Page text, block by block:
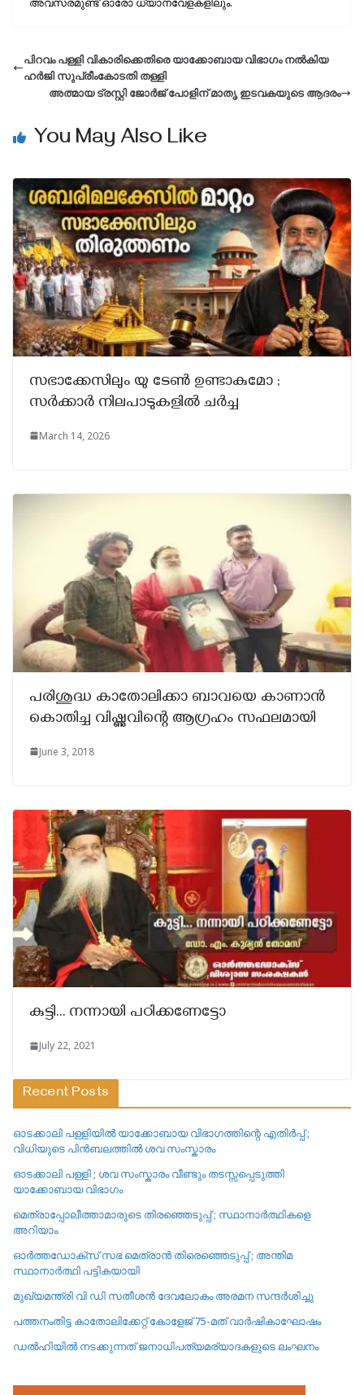
പിറവം പള്ളി വികാരിക്കെതിരെ യാക്കോബായ വിഭാഗം നല്‍കിയ
ഹര്‍ജി സുപ്രീംകോടതി തള്ളി
അത്മായ ട്രസ്റ്റി ജോര്‍ജ് പോളിന് മാതൃ ഇടവകയുടെ ആദരം
You May Also Like
സഭാക്കേസിലും യു ടേൺ ഉണ്ടാകുമോ ;
സർക്കാർ നിലപാടുകളിൽ ചർച്ച
March 14, 2026
പരിശുദ്ധ കാതോലിക്കാ ബാവയെ കാണാൻ
കൊതിച്ച വിഷ്ണുവിന്റെ ആഗ്രഹം സഫലമായി
June 3, 2018
കുട്ടി… നന്നായി പഠിക്കണേട്ടോ
July 22, 2021
Recent Posts
ഓടക്കാലി പള്ളിയിൽ യാക്കോബായ വിഭാഗത്തിന്റെ എതിർപ്പ് ;
വിധിയുടെ പിൻബലത്തിൽ ശവ സംസ്കാരം
ഓടക്കാലി പള്ളി ; ശവ സംസ്കാരം വീണ്ടും തടസ്സപ്പെടുത്തി
യാക്കോബായ വിഭാഗം
മെത്രാപ്പോലീത്താമാരുടെ തിരഞ്ഞെടുപ്പ് ; സ്ഥാനാർത്ഥികളെ
അറിയാം
ഓർത്തഡോക്സ് സഭ മെത്രാൻ തിരെഞ്ഞെടുപ്പ് ; അന്തിമ
സ്ഥാനാർത്ഥി പട്ടികയായി
മുഖ്യമന്ത്രി വി ഡി സതീശൻ ദേവലോകം അരമന സന്ദർശിച്ചു
പത്തനംതിട്ട കാതോലിക്കേറ്റ്‌ കോളേജ്‌ 75-മത് വാർഷികാഘോഷം
ഡൽഹിയിൽ നടക്കുന്നത് ജനാധിപത്യമര്യാദകളുടെ ലംഘനം